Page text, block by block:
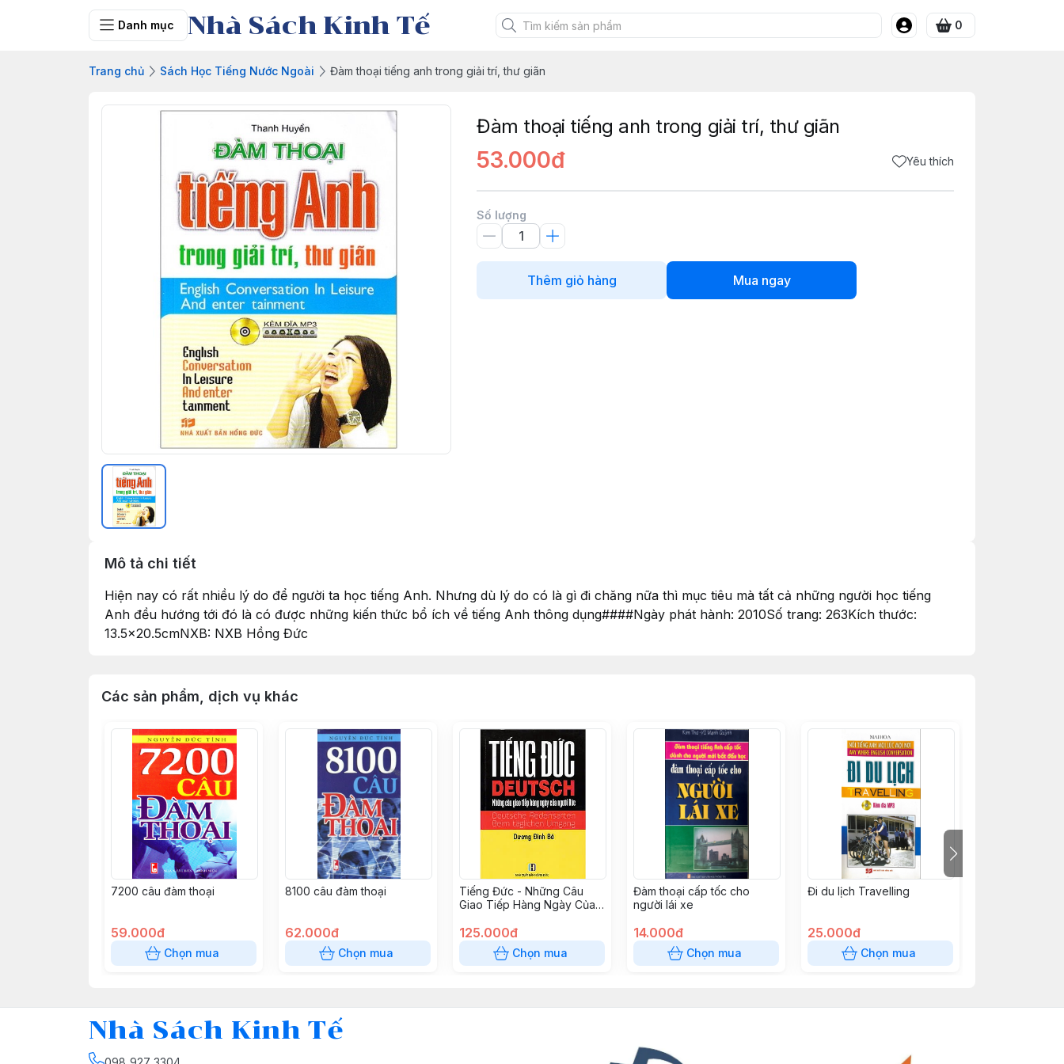
Danh mục Nhà Sách Kinh Tế 0
Trang chủ Sách Học Tiếng Nước Ngoài Đàm thoại tiếng anh trong giải trí, thư giãn
Đàm thoại tiếng anh trong giải trí, thư giãn
53.000đ Yêu thích
Số lượng
Thêm giỏ hàng Mua ngay
Mô tả chi tiết
Hiện nay có rất nhiều lý do để người ta học tiếng Anh. Nhưng dù lý do có là gì đi chăng nữa thì mục tiêu mà tất cả những người học tiếng
Anh đều hướng tới đó là có được những kiến thức bổ ích về tiếng Anh thông dụng####Ngày phát hành: 2010Số trang: 263Kích thước:
13.5x20.5cmNXB: NXB Hồng Đức
Các sản phẩm, dịch vụ khác
7200 câu đàm thoại
59.000đ
Chọn mua
8100 câu đàm thoại
62.000đ
Chọn mua
Tiếng Đức - Những Câu
Giao Tiếp Hàng Ngày Của
125.000đ
Chọn mua
Đàm thoại cấp tốc cho
người lái xe
14.000đ
Chọn mua
Đi du lịch Travelling
25.000đ
Chọn mua
Nhà Sách Kinh Tế